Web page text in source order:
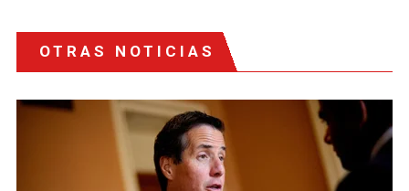
OTRAS NOTICIAS